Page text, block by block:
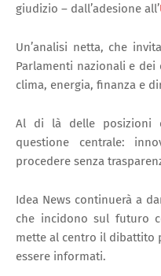
giudizio – dall’adesione all’
Un’analisi netta, che
Parlamenti nazionali e
clima, energia, finanza e
Al di là delle posizioni
questione centrale:
procedere senza
Idea News continuerà a
che incidono sul futuro
mette al centro il
essere informati.